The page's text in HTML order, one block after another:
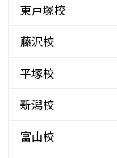
東戸塚校
藤沢校
平塚校
新潟校
富山校